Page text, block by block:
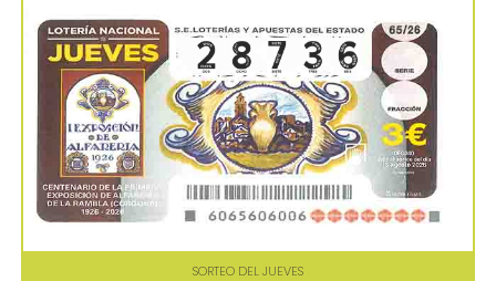
SORTEO DEL JUEVES